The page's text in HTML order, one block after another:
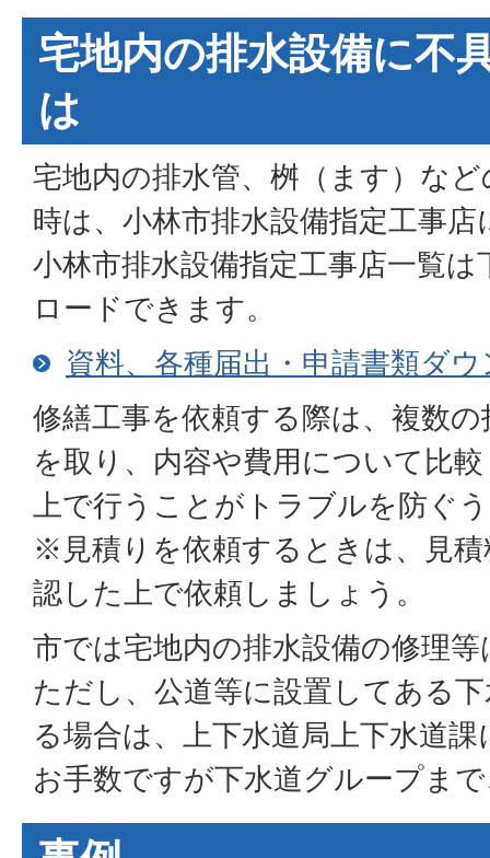
宅地内の排水設備に不
は
宅地内の排水管、桝（ます）な
時は、小林市排水設備指定工事
小林市排水設備指定工事店一覧
ロードできます。
資料、各種届出・申請書類ダ
修繕工事を依頼する際は、複数
を取り、内容や費用について比
上で行うことがトラブルを防ぐ
※見積りを依頼するときは、見
認した上で依頼しましょう。
市では宅地内の排水設備の修理
ただし、公道等に設置してある
る場合は、上下水道局上下水道
お手数ですが下水道グループま